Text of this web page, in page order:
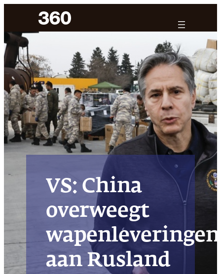
de
inhoud
VS: China
overweegt
wapenleveringen
aan Rusland